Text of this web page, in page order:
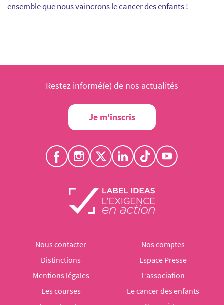
ensemble que nous vaincrons le cancer des enfants !
Restez informé(e) de nos actualités
Je m'inscris
Nous contacter
Nos comptes
Distinctions
Espace Presse
Mentions légales
L’association
Les courses
Le cancer des enfants